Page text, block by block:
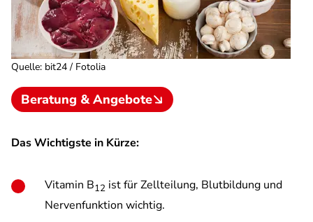
Quelle: bit24 / Fotolia
Beratung & Angebote
Das Wichtigste in Kürze:
Vitamin B12 ist für Zellteilung, Blutbildung und
Nervenfunktion wichtig.